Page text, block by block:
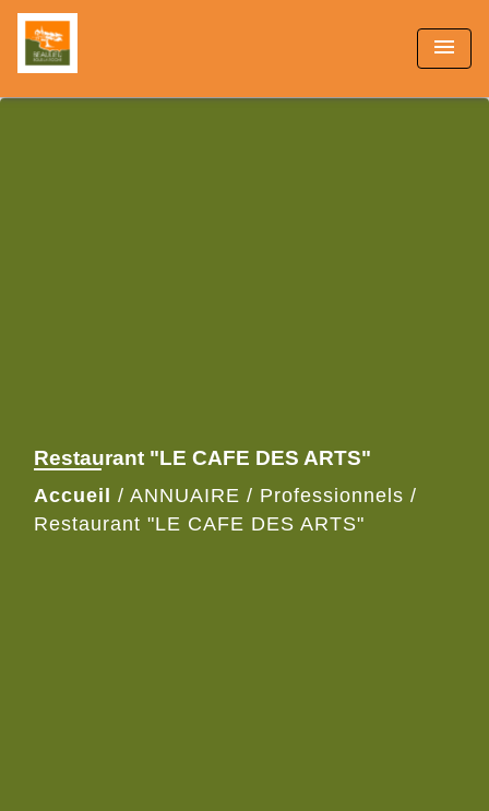
menu
Restaurant "LE CAFE DES ARTS"
Accueil / ANNUAIRE / Professionnels /
Restaurant "LE CAFE DES ARTS"